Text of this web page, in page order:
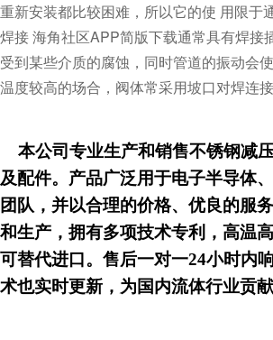
重新安装都比较困难，所以它的使 用限于
焊接 海角社区APP简版下载通常具有焊接
受到某些介质的腐蚀，同时管道的振动会使
温度较高的场合，阀体常采用坡口对焊连接
本公司专业生产和销售不锈钢减压器
及配件。产品广泛用于电子半导体、
团队，并以合理的价格、优良
和生产，拥有多项技术专利，高温
可替代进口。售后一对一24小时内响
术也实时更新，为国内流体行业贡